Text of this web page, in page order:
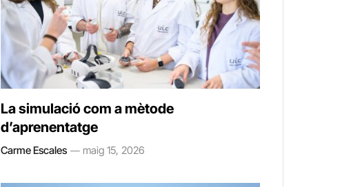
La simulació com a mètode
d’aprenentatge
Carme Escales maig 15, 2026